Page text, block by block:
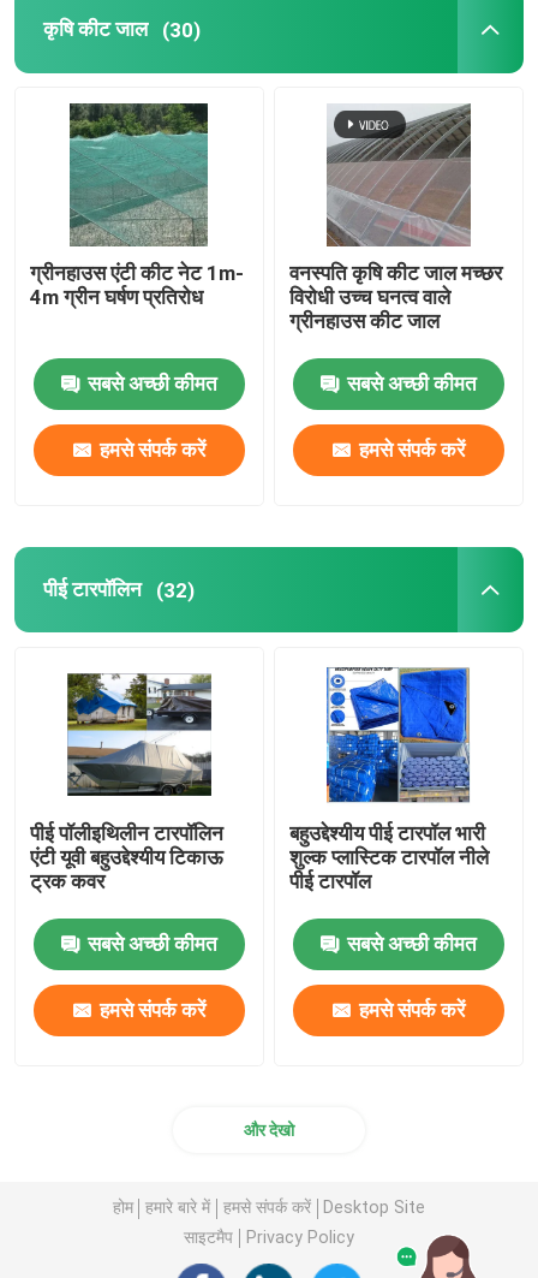
कृषि कीट जाल (30)
ग्रीनहाउस एंटी कीट नेट 1m-
4m ग्रीन घर्षण प्रतिरोध
सबसे अच्छी कीमत
हमसे संपर्क करें
वनस्पति कृषि कीट जाल मच्छर
विरोधी उच्च घनत्व वाले
ग्रीनहाउस कीट जाल
सबसे अच्छी कीमत
हमसे संपर्क करें
पीई टारपॉलिन (32)
पीई पॉलीइथिलीन टारपॉलिन
एंटी यूवी बहुउद्देश्यीय टिकाऊ
ट्रक कवर
सबसे अच्छी कीमत
हमसे संपर्क करें
बहुउद्देश्यीय पीई टारपॉल भारी
शुल्क प्लास्टिक टारपॉल नीले
पीई टारपॉल
सबसे अच्छी कीमत
हमसे संपर्क करें
और देखो
होम हमारे बारे में हमसे संपर्क करें
Desktop Site
साइटमैप
Privacy Policy